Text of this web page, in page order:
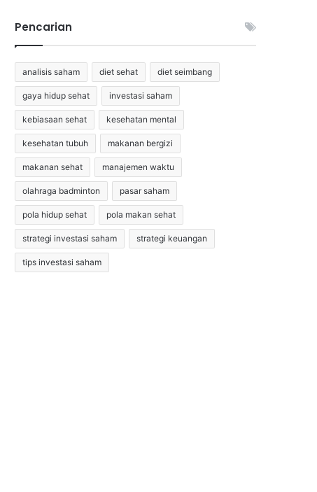
Pencarian
analisis saham diet sehat diet seimbang
gaya hidup sehat investasi saham
kebiasaan sehat kesehatan mental
kesehatan tubuh makanan bergizi
makanan sehat manajemen waktu
olahraga badminton pasar saham
pola hidup sehat pola makan sehat
strategi investasi saham strategi keuangan
tips investasi saham